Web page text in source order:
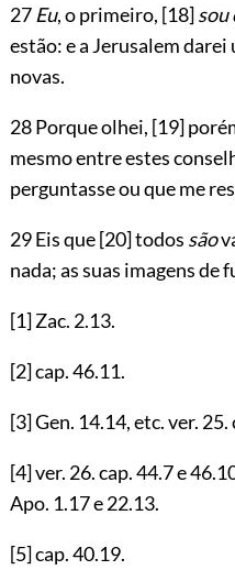
27 Eu, o primeiro, [18]sou
estão: e a Jerusalem
novas.
28 Porque olhei, [19]
mesmo entre estes
perguntasse ou que me
29 Eis que[20]todos são
nada; as suas imagens de
[1]Zac. 2.13.
[2]cap.46.11.
[3]Gen. 14.14, etc. ver. 25.
[4]ver. 26. cap.44.7e
Apo. 1.17e22.13.
[5]cap.40.19.